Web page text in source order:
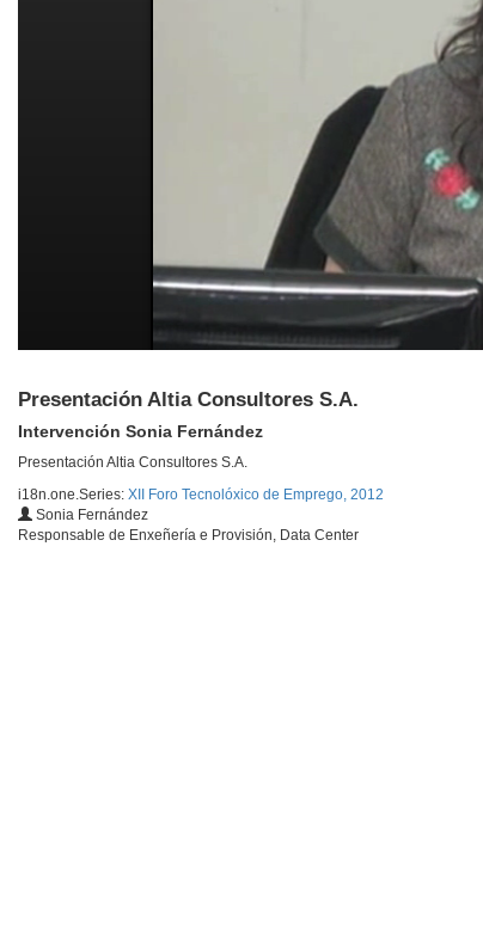
Presentación Altia Consultores S.A.
Intervención Sonia Fernández
Presentación Altia Consultores S.A.
i18n.one.Series: XII Foro Tecnolóxico de Emprego, 2012
Sonia Fernández
Responsable de Enxeñería e Provisión, Data Center